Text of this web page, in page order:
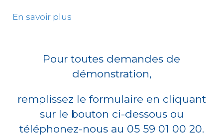
En savoir plus
Pour toutes demandes de
démonstration,
remplissez le formulaire en cliquant
sur le bouton ci-dessous ou
téléphonez-nous au 05 59 01 00 20.